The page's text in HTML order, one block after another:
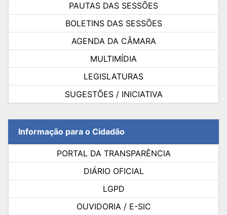
PAUTAS DAS SESSÕES
BOLETINS DAS SESSÕES
AGENDA DA CÂMARA
MULTIMÍDIA
LEGISLATURAS
SUGESTÕES / INICIATIVA
Informação para o Cidadão
PORTAL DA TRANSPARÊNCIA
DIÁRIO OFICIAL
LGPD
OUVIDORIA / E-SIC